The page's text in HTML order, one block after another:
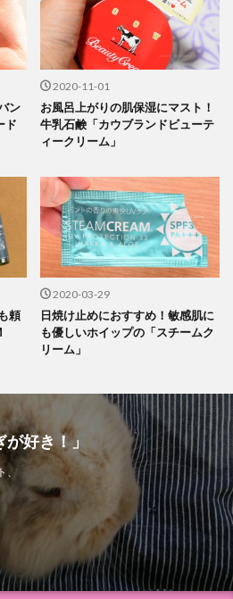
ン
ド
2020-11-01
お風呂上がりの肌保湿にマスト！
牛乳石鹸「カウブランドビューテ
ィークリーム」
頼
2020-03-29
日焼け止めにおすすめ！敏感肌に
も優しいホイップの「スチームク
リーム」
好き！」
、